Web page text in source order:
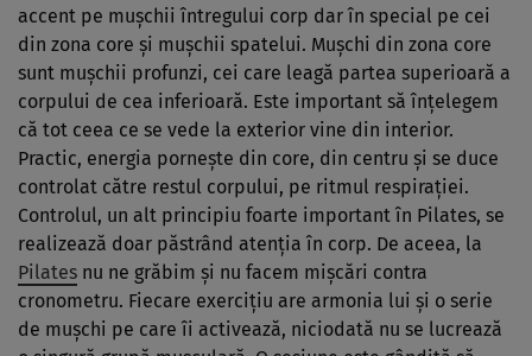
accent pe muşchii întregului corp dar în special pe cei
din zona core şi muşchii spatelui. Muşchi din zona core
sunt muşchii profunzi, cei care leagă partea superioară a
corpului de cea inferioară. Este important să înţelegem
că tot ceea ce se vede la exterior vine din interior.
Practic, energia porneşte din core, din centru şi se duce
controlat către restul corpului, pe ritmul respiraţiei.
Controlul, un alt principiu foarte important în Pilates, se
realizează doar păstrând atenţia în corp. De aceea, la
Pilates nu ne grăbim şi nu facem mişcări contra
cronometru. Fiecare exerciţiu are armonia lui şi o serie
de muşchi pe care îi activează, niciodată nu se lucrează